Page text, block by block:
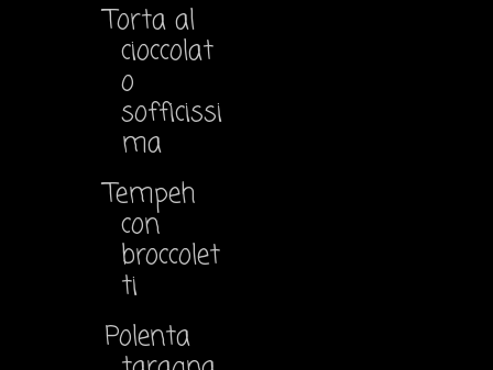
Torta al
cioccolat
o
sofficissi
ma
Tempeh
con
broccolet
ti
Polenta